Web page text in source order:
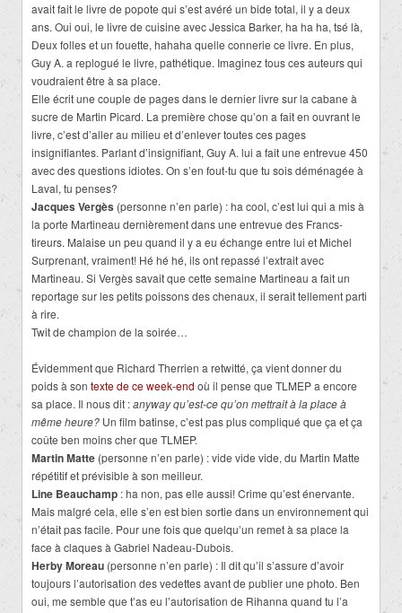
avait fait le livre de popote qui s’est avéré un bide total, il y a deux
ans. Oui oui, le livre de cuisine avec Jessica Barker, ha ha ha, tsé là,
Deux folles et un fouette, hahaha quelle connerie ce livre. En plus,
Guy A. a replogué le livre, pathétique. Imaginez tous ces auteurs qui
voudraient être à sa place.
Elle écrit une couple de pages dans le dernier livre sur la cabane à
sucre de Martin Picard. La première chose qu’on a fait en ouvrant le
livre, c’est d’aller au milieu et d’enlever toutes ces pages
insignifiantes. Parlant d’insignifiant, Guy A. lui a fait une entrevue 450
avec des questions idiotes. On s’en fout-tu que tu sois déménagée à
Laval, tu penses?
Jacques Vergès (personne n’en parle) : ha cool, c’est lui qui a mis à
la porte Martineau dernièrement dans une entrevue des Francs-
tireurs. Malaise un peu quand il y a eu échange entre lui et Michel
Surprenant, vraiment! Hé hé hé, ils ont repassé l’extrait avec
Martineau. Si Vergès savait que cette semaine Martineau a fait un
reportage sur les petits poissons des chenaux, il serait tellement parti
à rire.
Twit de champion de la soirée…
Évidemment que Richard Therrien a retwitté, ça vient donner du
poids à son texte de ce week-end où il pense que TLMEP a encore
sa place. Il nous dit :anyway qu’est-ce qu’on mettrait à la place à
même heure? Un film batinse, c’est pas plus compliqué que ça et ça
coûte ben moins cher que TLMEP.
Martin Matte (personne n’en parle) : vide vide vide, du Martin Matte
répétitif et prévisible à son meilleur.
Line Beauchamp : ha non, pas elle aussi! Crime qu’est énervante.
Mais malgré cela, elle s’en est bien sortie dans un environnement qui
n’était pas facile. Pour une fois que quelqu’un remet à sa place la
face à claques à Gabriel Nadeau-Dubois.
Herby Moreau (personne n’en parle) : Il dit qu’il s’assure d’avoir
toujours l’autorisation des vedettes avant de publier une photo. Ben
oui, me semble que t’as eu l’autorisation de Rihanna quand tu l’a